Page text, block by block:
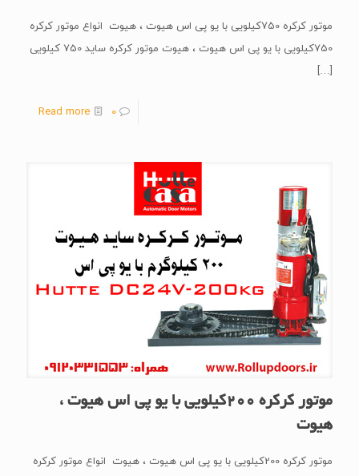
موتور کرکره 750کیلویی با یو پی اس هیوت ، هیوت انواع موتور کرکره
750کیلویی با یو پی اس هیوت ، هیوت موتور کرکره ساید 750 کیلویی
[…]
0
Read more
موتور کرکره 200کیلویی با یو پی اس هیوت ،
هیوت
موتور کرکره 200کیلویی با یو پی اس هیوت ، هیوت انواع موتور کرکره